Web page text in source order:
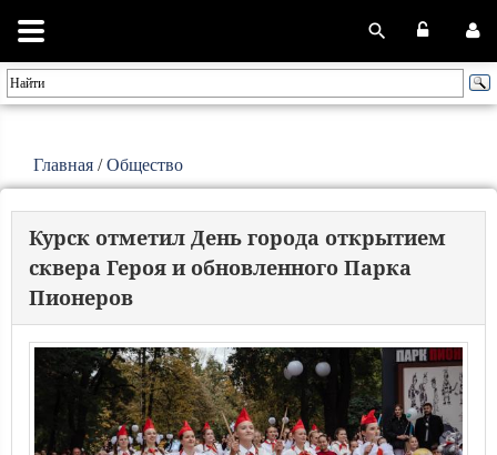
Главная /Общество
Курск отметил День города открытием
сквера Героя и обновленного Парка
Пионеров